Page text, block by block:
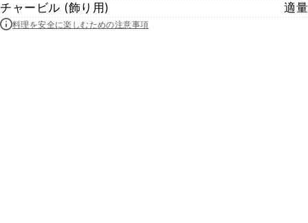
チャービル (飾り用)
適量
料理を安全に楽しむための注意事項